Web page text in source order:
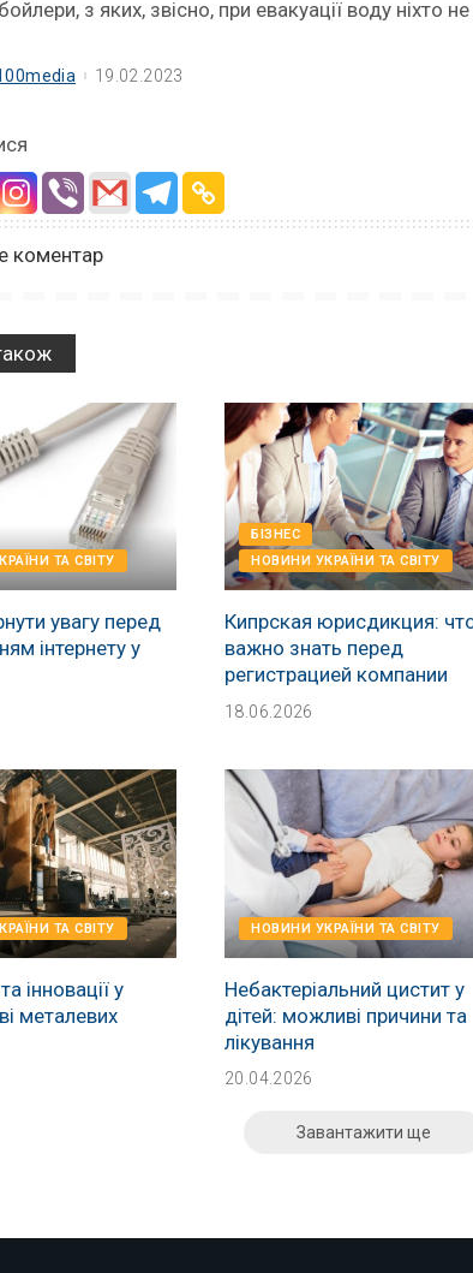
з яких, звісно, при евакуації воду ніхто
19.02.2023
коментар
ТА СВІТУ
увагу перед
інтернету у
БІЗНЕС
НОВИНИ УКРАЇНИ ТА СВІТУ
Кипрская юрисдикция:
важно знать перед
регистрацией компании
18.06.2026
ТА СВІТУ
інновації у
металевих
НОВИНИ УКРАЇНИ ТА СВІТУ
Небактеріальний цистит у
дітей: можливі причини та
лікування
20.04.2026
Завантажити ще